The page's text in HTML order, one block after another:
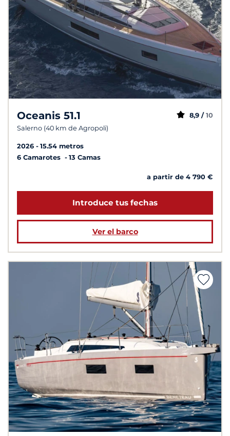
Oceanis 51.1
Salerno (40 km de Agropoli)
8,9 / 10
2026
15.54 metros
6 Camarotes
13 Camas
a partir de 4 790 €
Introduce tus fechas
Ver el barco